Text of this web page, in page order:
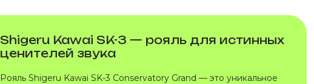
Shigeru Kawai SK-3 — рояль для истинных
ценителей звука
Рояль Shigeru Kawai SK-3 Conservatory Grand — это уникальное